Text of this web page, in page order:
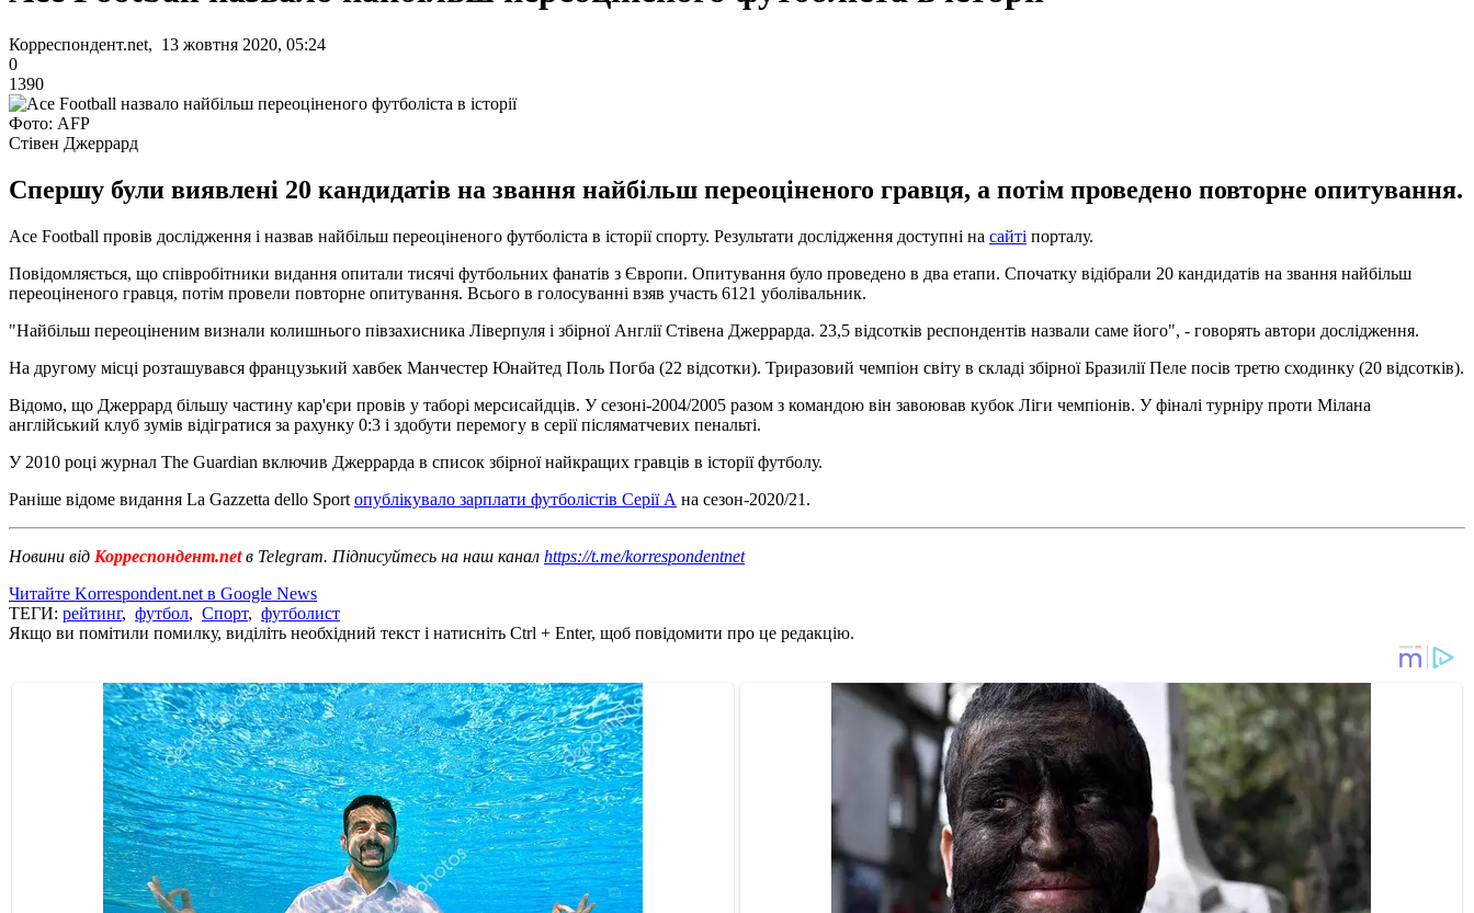
Корреспондент.net, 13 жовтня 2020, 05:24
0
1390
Фото: AFP
Стівен Джеррард
Спершу були виявлені 20 кандидатів на звання найбільш переоціненого гравця, а потім проведено повторне опитування.
Ace Football провів дослідження і назвав найбільш переоціненого футболіста в історії спорту. Результати дослідження доступні на сайті порталу.
Повідомляється, що співробітники видання опитали тисячі футбольних фанатів з Європи. Опитування було проведено в два етапи. Спочатку відібрали 20 кандидатів на звання найбільш
переоціненого гравця, потім провели повторне опитування. Всього в голосуванні взяв участь 6121 уболівальник.
"Найбільш переоціненим визнали колишнього півзахисника Ліверпуля і збірної Англії Стівена Джеррарда. 23,5 відсотків респондентів назвали саме його", - говорять автори дослідження.
На другому місці розташувався французький хавбек Манчестер Юнайтед Поль Погба (22 відсотки). Триразовий чемпіон світу в складі збірної Бразилії Пеле посів третю сходинку (20 відсотків).
Відомо, що Джеррард більшу частину кар'єри провів у таборі мерсисайдців. У сезоні-2004/2005 разом з командою він завоював кубок Ліги чемпіонів. У фіналі турніру проти Мілана
англійський клуб зумів відігратися за рахунку 0:3 і здобути перемогу в серії післяматчевих пенальті.
У 2010 році журнал The Guardian включив Джеррарда в список збірної найкращих гравців в історії футболу.
Раніше відоме видання La Gazzetta dello Sport опублікувало зарплати футболістів Серії А на сезон-2020/21.
Новини від Корреспондент.netв Telegram. Підписуйтесь на наш канал https://t.me/korrespondentnet
Читайте Korrespondent.net в Google News
ТЕГИ: рейтинг, футбол, Спорт, футболист
Якщо ви помітили помилку, виділіть необхідний текст і натисніть Ctrl + Enter, щоб повідомити про це редакцію.